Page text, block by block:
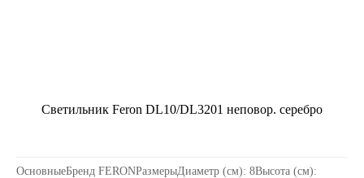
Светильник Feron DL10/DL3201 неповор. серебро
ОсновныеБренд FERONРазмерыДиаметр (см): 8Высота (см):